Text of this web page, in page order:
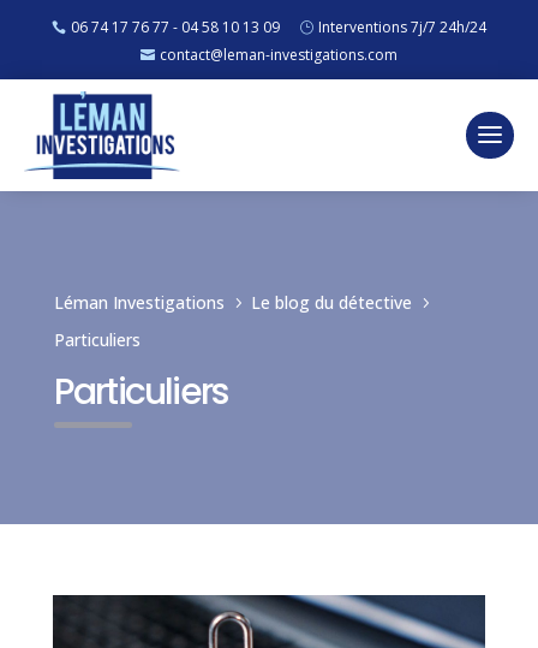
06 74 17 76 77 - 04 58 10 13 09
Interventions 7j/7 24h/24
contact@leman-investigations.com
Léman Investigations 5 Le blog du détective 5
Particuliers
Particuliers